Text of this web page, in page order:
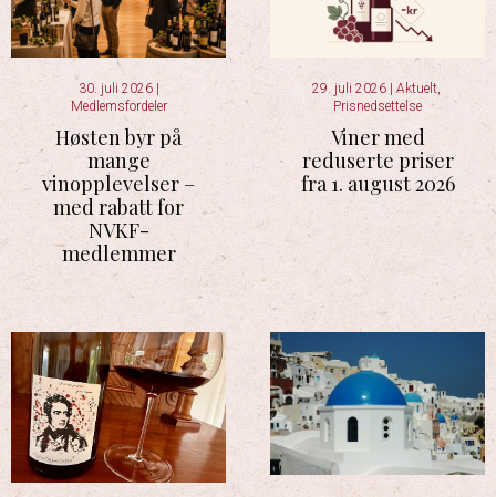
30. juli 2026
Medlemsfordeler
Høsten byr på
mange
vinopplevelser –
med rabatt for
NVKF-
medlemmer
29. juli 2026 Aktuelt,
Prisnedsettelse
Viner med
reduserte priser
fra 1. august 2026